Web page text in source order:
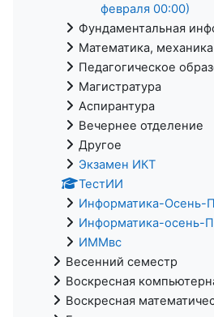
февраля 00:00)
Фундаментальная
Математика, механика
Педагогическое
Магистратура
Аспирантура
Вечернее отделение
Другое
Экзамен ИКТ
ТестИИ
Информатика-
Информатика-осень-
ИММвс
Весенний семестр
Воскресная
Воскресная